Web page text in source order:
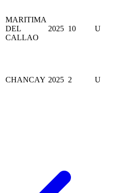
MARITIMA
DEL
CALLAO
2025 10 U
CHANCAY 2025 2 U